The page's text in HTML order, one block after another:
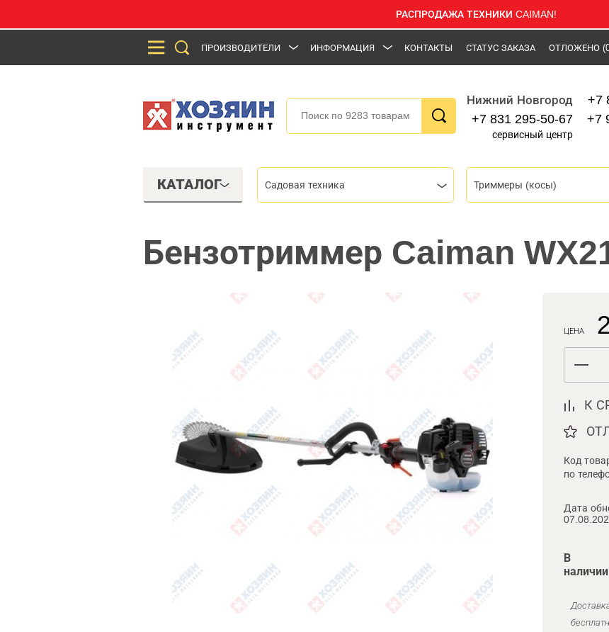
РАСПРОДАЖА ТЕХНИКИ CAIMAN!
ПРОИЗВОДИТЕЛИ ИНФОРМАЦИЯ КОНТАКТЫ СТАТУС ЗАКАЗА ОТЛОЖЕНО
Нижний Новгород
+7 831 295-50-67
сервисный центр
+7
+7
КАТАЛОГ Садовая техника Триммеры (косы)
Бензотриммер Caiman
ЦЕНА
К
Код
по
Дата
В
наличии